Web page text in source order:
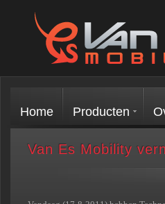
Home Producten
Van Es Mobility